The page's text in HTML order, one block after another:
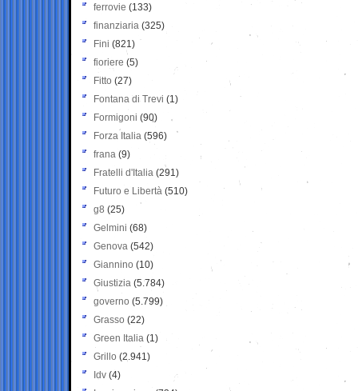
ferrovie (133)
finanziaria (325)
Fini (821)
fioriere (5)
Fitto (27)
Fontana di Trevi (1)
Formigoni (90)
Forza Italia (596)
frana (9)
Fratelli d'Italia (291)
Futuro e Libertà (510)
g8 (25)
Gelmini (68)
Genova (542)
Giannino (10)
Giustizia (5.784)
governo (5.799)
Grasso (22)
Green Italia (1)
Grillo (2.941)
Idv (4)